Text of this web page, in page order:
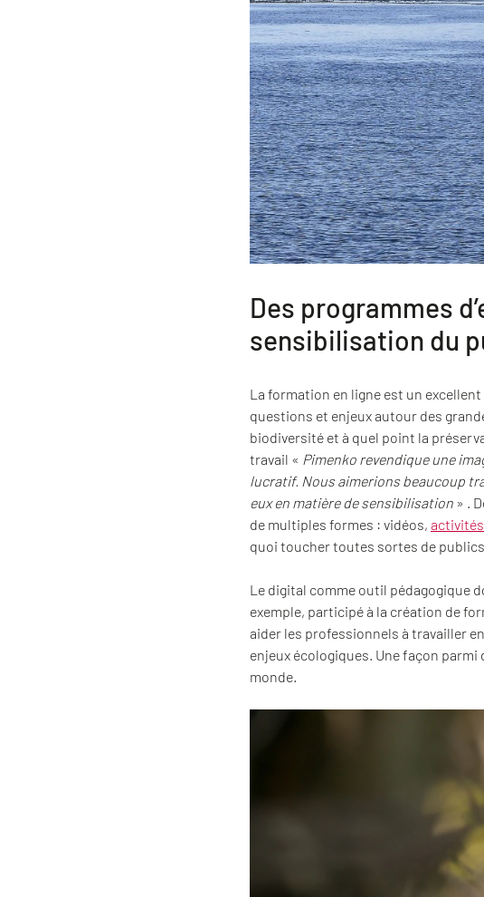
Des programmes
sensibilisation du
La formation en ligne est un
questions et enjeux autour des
biodiversité et à quel point la
travail « Pimenko revendique une
lucratif. Nous aimerions beaucoup
eux en matière de sensibilisation » .
de multiples formes : vidéos, activités
quoi toucher toutes sortes de
Le digital comme outil pédagogique
exemple, participé à la création de
aider les professionnels à travailler
enjeux écologiques. Une façon parmi
monde.